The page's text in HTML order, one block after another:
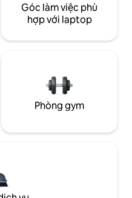
Góc làm việc phù
hợp với laptop
Phòng gym